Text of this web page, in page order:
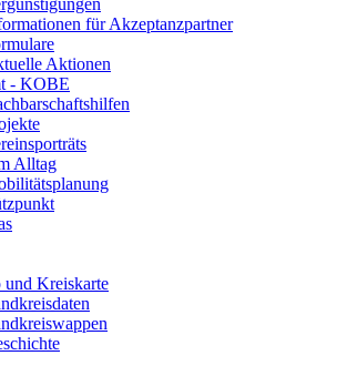
für Akzeptanzpartner
Aktionen
- KOBE
Alltag
Kreiskarte